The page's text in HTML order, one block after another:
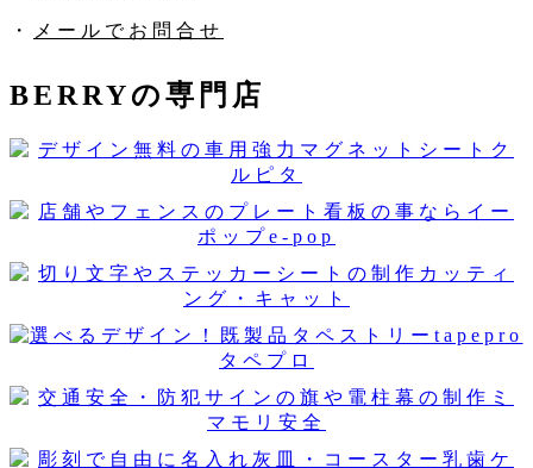
・ メールでお問合せ
BERRYの専門店